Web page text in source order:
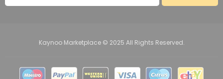
Kaynoo Marketplace © 2025 All Rights Reserved.